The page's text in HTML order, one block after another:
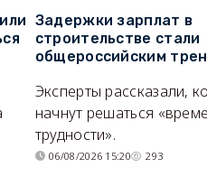
Задержки зарплат в
строительстве стали
общероссийским
Эксперты рассказали,
начнут решаться
трудности».
06/08/2026 15:20 293